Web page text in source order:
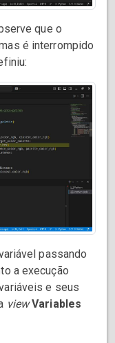
que o
é interrompido
passando
a execução
e seus
view Variables